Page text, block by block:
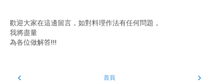
歡迎大家在這邊留言，如對料理作法有任何問題，
我將盡量
為各位做解答!!!
‹ ›
首頁